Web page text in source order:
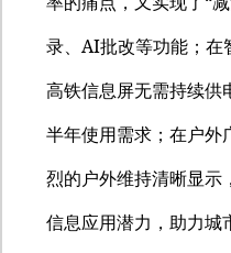
录、 AI批改等功能；在
高铁信息屏无需持续供
半年使用需求；在户外
烈的户外维持清晰显示
信息应用潜力，助力城